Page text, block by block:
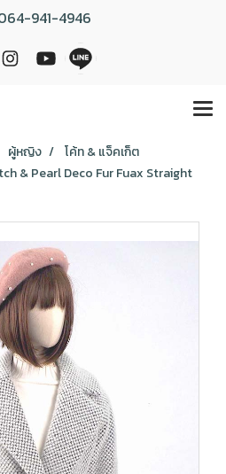
941-4946
ผู้หญิง
โค้ท & แจ็คเก็ต
& Pearl Deco Fur Fuax Straight